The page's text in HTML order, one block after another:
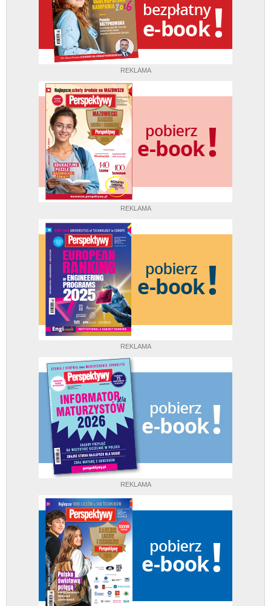
REKLAMA
REKLAMA
REKLAMA
REKLAMA